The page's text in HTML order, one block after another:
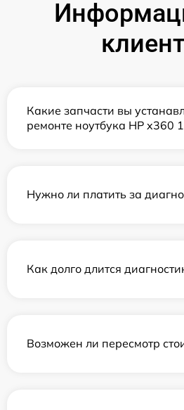
Какие запчасти вы
ремонте ноутбука HP x360
Нужно ли платить за
Как долго длится
Возможен ли пересмотр